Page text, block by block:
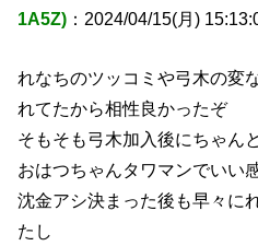
1A5Z) ：2024/04/15(月)
れなちのツッコミや弓木の変
れてたから相性良かったぞ
そもそも弓木加入後にちゃん
おはつちゃんタワマンでいい
沈金アシ決まった後も早々に
たし